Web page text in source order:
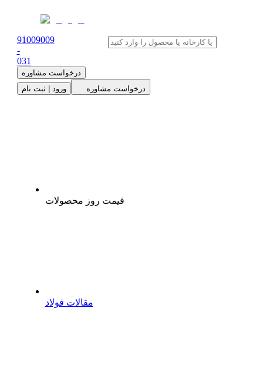
91009009
-
031
درخواست مشاوره
ورود | ثبت نام
درخواست مشاوره
قیمت روز محصولات
مقالات فولاد